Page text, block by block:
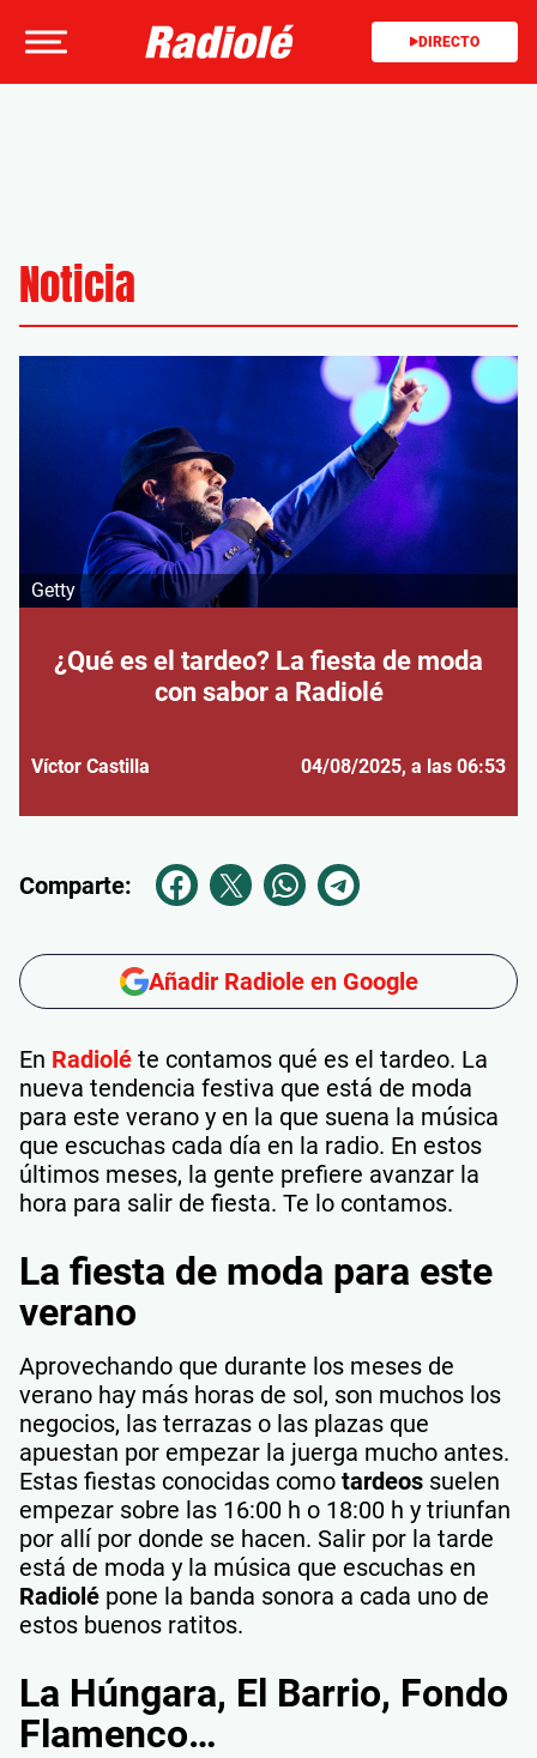
DIRECTO
Noticia
Getty
¿Qué es el tardeo? La fiesta de moda
con sabor a Radiolé
Víctor Castilla 04/08/2025, a las 06:53
Comparte:
Añadir Radiole en Google
En Radiolé te contamos qué es el tardeo. La
nueva tendencia festiva que está de moda
para este verano y en la que suena la música
que escuchas cada día en la radio. En estos
últimos meses, la gente prefiere avanzar la
hora para salir de fiesta. Te lo contamos.
La fiesta de moda para este
verano
Aprovechando que durante los meses de
verano hay más horas de sol, son muchos los
negocios, las terrazas o las plazas que
apuestan por empezar la juerga mucho antes.
Estas fiestas conocidas como tardeos suelen
empezar sobre las 16:00 h o 18:00 h y triunfan
por allí por donde se hacen. Salir por la tarde
está de moda y la música que escuchas en
Radiolé pone la banda sonora a cada uno de
estos buenos ratitos.
La Húngara, El Barrio, Fondo
Flamenco…